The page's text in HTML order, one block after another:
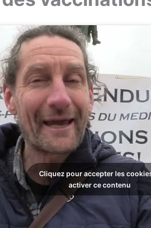
Cliquez pour accepter les
activer ce contenu